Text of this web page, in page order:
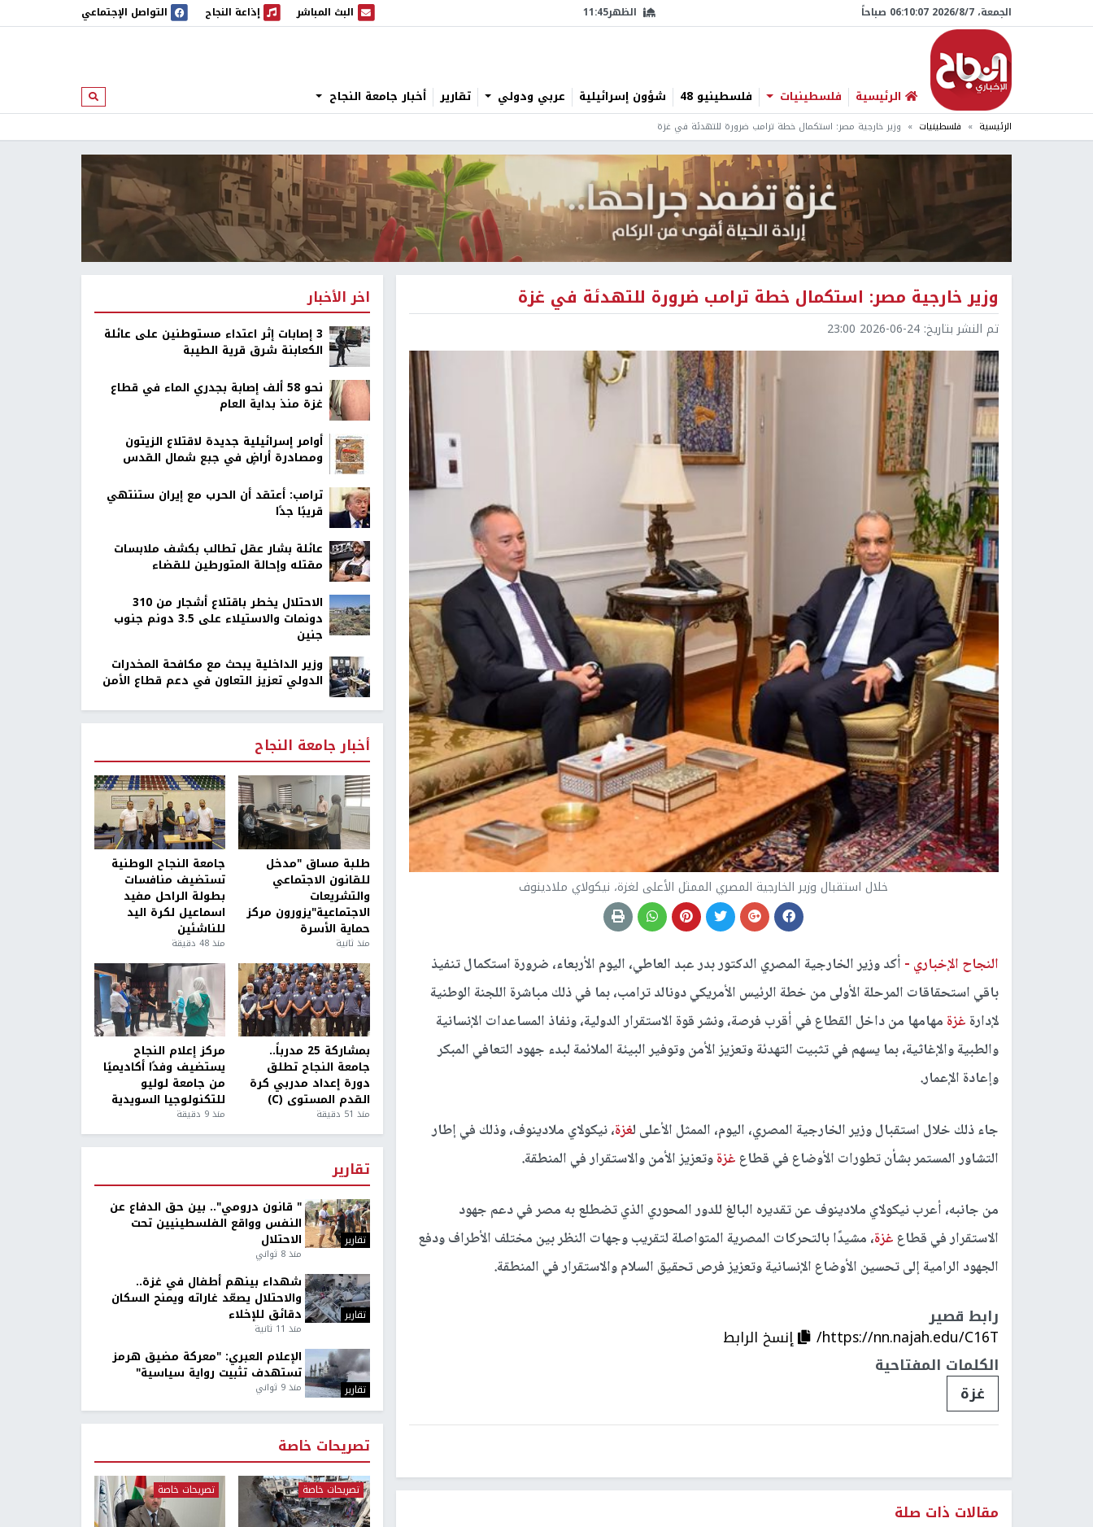
الجمعة، 7/‏8/‏2026 06:10:08 صباحاً الظهر11:45 البث المباشر
البث المباشر إذاعة النجاح
إذاعة النجاح التواصل الإجتماعي
الرئيسية فلسطينيات فلسطينيو 48 شؤون إسرائيلية عربي ودولي تقارير أخبار جامعة النجاح ابحث
الرئيسية فلسطينيات وزير خارجية مصر: استكمال خطة ترامب ضرورة للتهدئة في غزة
وزير خارجية مصر: استكمال خطة ترامب ضرورة للتهدئة في غزة
تم النشر بتاريخ: 2026-06-24 23:00
خلال استقبال وزير الخارجية المصري الممثل الأعلى لغزة، نيكولاي ملادينوف
النجاح الإخباري - أكد وزير الخارجية المصري الدكتور بدر عبد العاطي، اليوم الأربعاء، ضرورة استكمال تنفيذ
باقي استحقاقات المرحلة الأولى من خطة الرئيس الأمريكي دونالد ترامب، بما في ذلك مباشرة اللجنة الوطنية
لإدارة غزة مهامها من داخل القطاع في أقرب فرصة، ونشر قوة الاستقرار الدولية، ونفاذ المساعدات الإنسانية
والطبية والإغاثية، بما يسهم في تثبيت التهدئة وتعزيز الأمن وتوفير البيئة الملائمة لبدء جهود التعافي المبكر
وإعادة الإعمار.
جاء ذلك خلال استقبال وزير الخارجية المصري، اليوم، الممثل الأعلى لغزة، نيكولاي ملادينوف، وذلك في إطار
التشاور المستمر بشأن تطورات الأوضاع في قطاع غزةوتعزيز الأمن والاستقرار في المنطقة.
من جانبه، أعرب نيكولاي ملادينوف عن تقديره البالغ للدور المحوري الذي تضطلع به مصر في دعم جهود
الاستقرار في قطاع غزة، مشيدًا بالتحركات المصرية المتواصلة لتقريب وجهات النظر بين مختلف الأطراف ودفع
الجهود الرامية إلى تحسين الأوضاع الإنسانية وتعزيز فرص تحقيق السلام والاستقرار في المنطقة.
رابط قصير
https://nn.najah.edu/C16T/
إنسخ الرابط
الكلمات المفتاحية
غزة
مقالات ذات صلة
اخر الأخبار
‏3 إصابات إثر اعتداء مستوطنين على عائلة
الكعابنة شرق قرية الطيبة
نحو 58 ألف إصابة بجدري الماء في قطاع
غزة منذ بداية العام
أوامر إسرائيلية جديدة لاقتلاع الزيتون
ومصادرة أراضٍ في جبع شمال القدس
ترامب: أعتقد أن الحرب مع إيران ستنتهي
قريبًا جدًا
عائلة بشار عقل تطالب بكشف ملابسات
مقتله وإحالة المتورطين للقضاء
الاحتلال يخطر باقتلاع أشجار من 310
دونمات والاستيلاء على 3.5 دونم جنوب
جنين
وزير الداخلية يبحث مع مكافحة المخدرات
الدولي تعزيز التعاون في دعم قطاع الأمن
أخبار جامعة النجاح
طلبة مساق "مدخل
للقانون الاجتماعي
والتشريعات
الاجتماعية"يزورون مركز
حماية الأسرة
منذ ثانية
جامعة النجاح الوطنية
تستضيف منافسات
بطولة الراحل مفيد
اسماعيل لكرة اليد
للناشئين
منذ 48 دقيقة
بمشاركة 25 مدرباً..
جامعة النجاح تطلق
دورة إعداد مدربي كرة
القدم المستوى (C)
منذ 51 دقيقة
مركز إعلام النجاح
يستضيف وفدًا أكاديميًا
من جامعة لوليو
للتكنولوجيا السويدية
منذ 9 دقيقة
تقارير
تقارير
" قانون درومي".. بين حق الدفاع عن
النفس وواقع الفلسطينيين تحت
الاحتلال
منذ 8 ثواني
تقارير
شهداء بينهم أطفال في غزة..
والاحتلال يصعّد غاراته ويمنح السكان
دقائق للإخلاء
منذ 11 ثانية
تقارير
الإعلام العبري: "معركة مضيق هرمز
تستهدف تثبيت رواية سياسية"
منذ 9 ثواني
تصريحات خاصة
تصريحات خاصة تصريحات خاصة